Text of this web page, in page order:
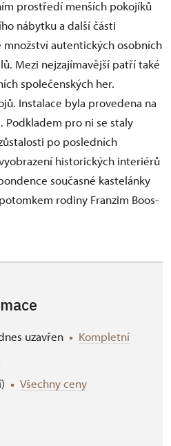
prostředí menších pokojíků
nábytku a další části
autentických osobních
Mezi nejzajímavější patří také
společenských her.
Instalace byla provedena na
Podkladem pro ni se staly
po posledních
historických interiérů
současné kastelánky
rodiny Franzim Boos-
uzavřen
Kompletní
Všechny ceny